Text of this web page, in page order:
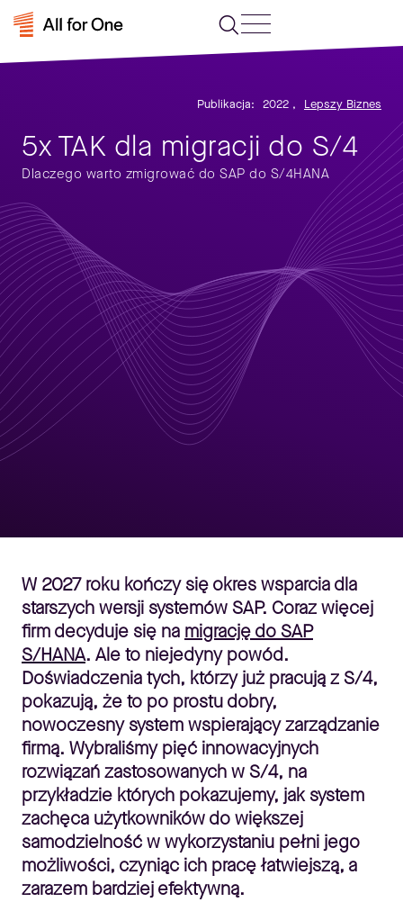
Publikacja: 2022 , Lepszy Biznes
5x TAK dla migracji do S/4
Dlaczego warto zmigrować do SAP do S/4HANA
W 2027 roku kończy się okres wsparcia dla
starszych wersji systemów SAP. Coraz więcej
firm decyduje się na migrację do SAP
S/HANA. Ale to niejedyny powód.
Doświadczenia tych, którzy już pracują z S/4,
pokazują, że to po prostu dobry,
nowoczesny system wspierający zarządzanie
firmą. Wybraliśmy pięć innowacyjnych
rozwiązań zastosowanych w S/4, na
przykładzie których pokazujemy, jak system
zachęca użytkowników do większej
samodzielność w wykorzystaniu pełni jego
możliwości, czyniąc ich pracę łatwiejszą, a
zarazem bardziej efektywną.